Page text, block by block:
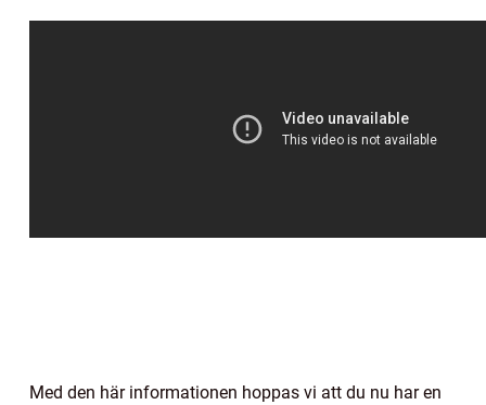
Med den här informationen hoppas vi att du nu har en